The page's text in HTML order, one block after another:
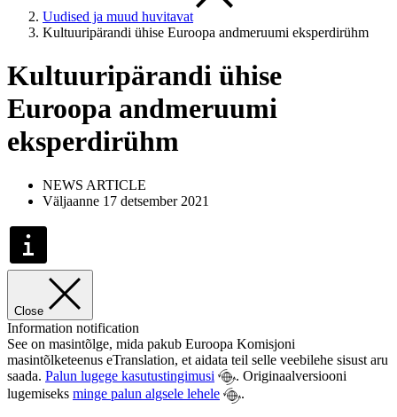
Uudised ja muud huvitavat
Kultuuripärandi ühise Euroopa andmeruumi eksperdirühm
Kultuuripärandi ühise
Euroopa andmeruumi
eksperdirühm
NEWS ARTICLE
Väljaanne 17 detsember 2021
Close
Information notification
See on masintõlge, mida pakub Euroopa Komisjoni
masintõlketeenus eTranslation, et aidata teil selle veebilehe sisust aru
saada. Palun lugege kasutustingimusi
. Originaalversiooni
lugemiseks minge palun algsele lehele .